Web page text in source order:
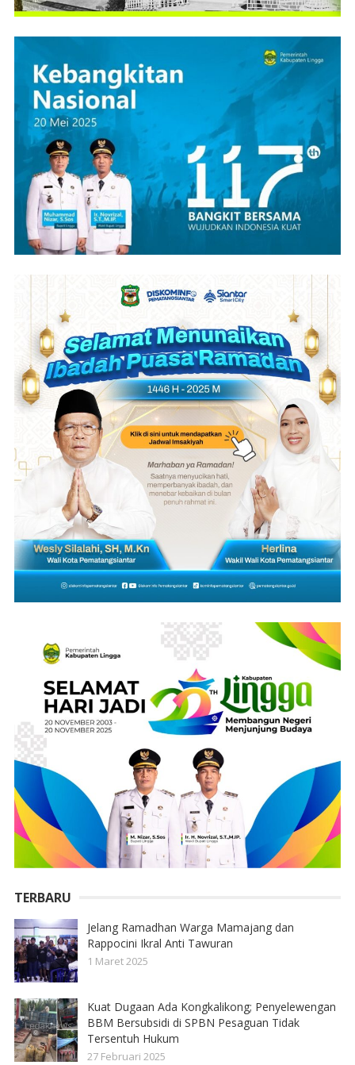
TERBARU
Jelang Ramadhan Warga Mamajang dan
Rappocini Ikral Anti Tawuran
1 Maret 2025
Kuat Dugaan Ada Kongkalikong; Penyelewengan
BBM Bersubsidi di SPBN Pesaguan Tidak
Tersentuh Hukum
27 Februari 2025